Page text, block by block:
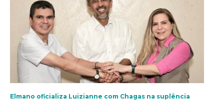
Elmano oficializa Luizianne com Chagas na suplência